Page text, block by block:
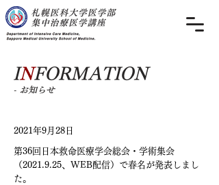
INFORMATION
- お知らせ
2021年9月28日
第36回日本救命医療学会総会・学術集会
（2021.9.25、WEB配信）で春名が発表しまし
た。